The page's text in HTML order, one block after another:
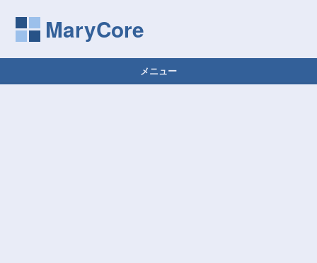
MaryCore
メニュー
コンテンツへ移動